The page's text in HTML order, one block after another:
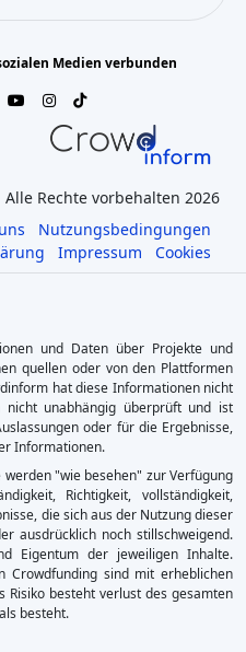
Medien verbunden
Alle Rechte vorbehalten 2026
Nutzungsbedingungen
Impressum Cookies
und Daten über Projekte und
quellen oder von den Plattformen
hat diese Informationen nicht
nicht unabhängig überprüft und ist
oder für die Ergebnisse,
Informationen.
"wie besehen" zur Verfügung
Richtigkeit, vollständigkeit,
die sich aus der Nutzung dieser
ausdrücklich noch stillschweigend.
Eigentum der jeweiligen Inhalte.
Crowdfunding sind mit erheblichen
Risiko besteht verlust des gesamten
besteht.